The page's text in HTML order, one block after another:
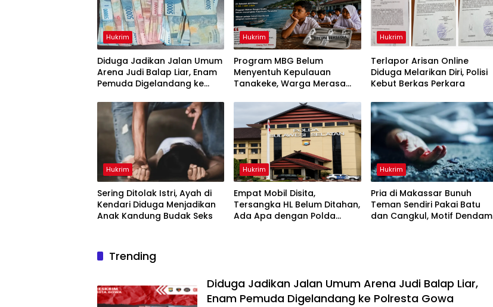
Hukrim
Diduga Jadikan Jalan Umum
Arena Judi Balap Liar, Enam
Pemuda Digelandang ke
Hukrim
Program MBG Belum
Menyentuh Kepulauan
Tanakeke, Warga Merasa
Hukrim
Terlapor Arisan Online
Diduga Melarikan Diri, Polisi
Kebut Berkas Perkara
Hukrim
Sering Ditolak Istri, Ayah di
Kendari Diduga Menjadikan
Anak Kandung Budak Seks
Hukrim
Empat Mobil Disita,
Tersangka HL Belum Ditahan,
Ada Apa dengan Polda
Hukrim
Pria di Makassar Bunuh
Teman Sendiri Pakai Batu
dan Cangkul, Motif Dendam
Trending
Diduga Jadikan Jalan Umum Arena Judi Balap Liar,
Enam Pemuda Digelandang ke Polresta Gowa